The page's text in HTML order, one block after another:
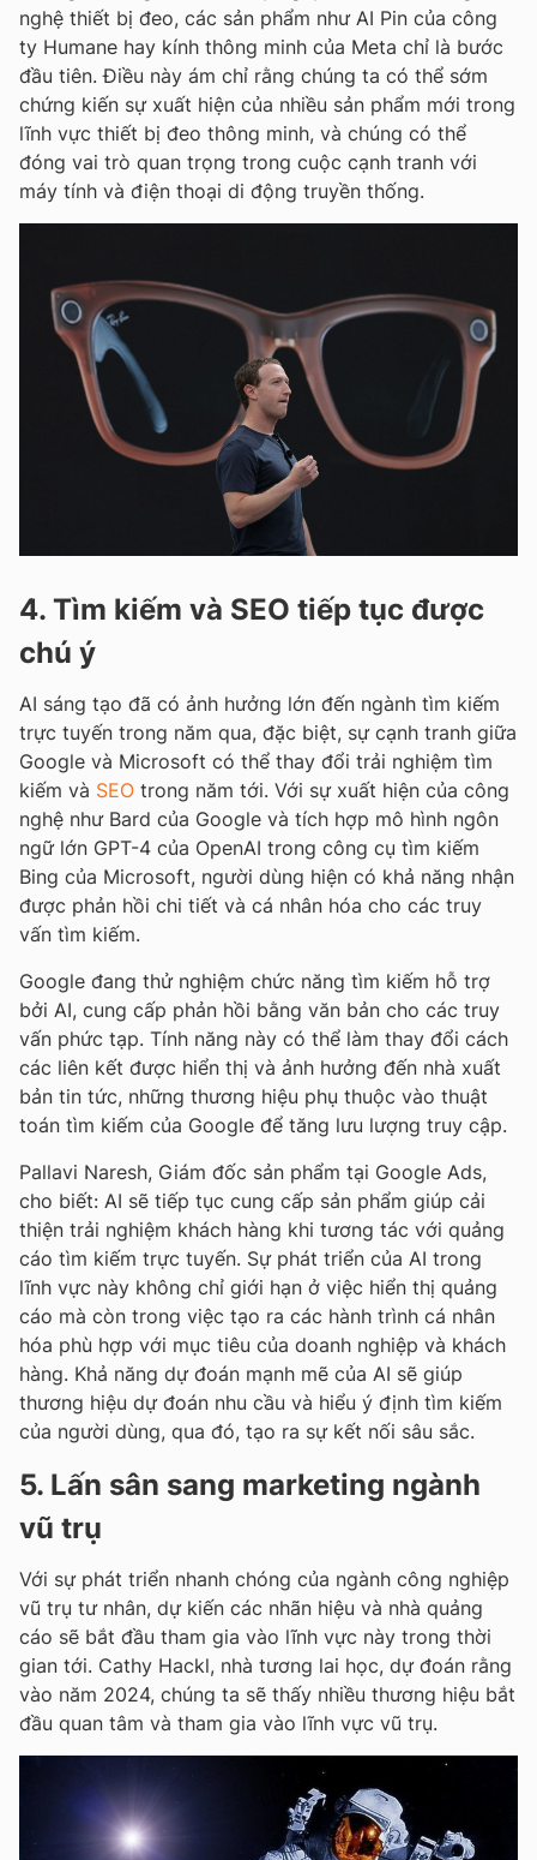
nghệ thiết bị đeo, các sản phẩm như AI Pin của công
ty Humane hay kính thông minh của Meta chỉ là bước
đầu tiên. Điều này ám chỉ rằng chúng ta có thể sớm
chứng kiến sự xuất hiện của nhiều sản phẩm mới trong
lĩnh vực thiết bị đeo thông minh, và chúng có thể
đóng vai trò quan trọng trong cuộc cạnh tranh với
máy tính và điện thoại di động truyền thống.
4. Tìm kiếm và SEO tiếp tục được
chú ý
AI sáng tạo đã có ảnh hưởng lớn đến ngành tìm kiếm
trực tuyến trong năm qua, đặc biệt, sự cạnh tranh giữa
Google và Microsoft có thể thay đổi trải nghiệm tìm
kiếm và SEO trong năm tới. Với sự xuất hiện của công
nghệ như Bard của Google và tích hợp mô hình ngôn
ngữ lớn GPT-4 của OpenAI trong công cụ tìm kiếm
Bing của Microsoft, người dùng hiện có khả năng nhận
được phản hồi chi tiết và cá nhân hóa cho các truy
vấn tìm kiếm.
Google đang thử nghiệm chức năng tìm kiếm hỗ trợ
bởi AI, cung cấp phản hồi bằng văn bản cho các truy
vấn phức tạp. Tính năng này có thể làm thay đổi cách
các liên kết được hiển thị và ảnh hưởng đến nhà xuất
bản tin tức, những thương hiệu phụ thuộc vào thuật
toán tìm kiếm của Google để tăng lưu lượng truy cập.
Pallavi Naresh, Giám đốc sản phẩm tại Google Ads,
cho biết: AI sẽ tiếp tục cung cấp sản phẩm giúp cải
thiện trải nghiệm khách hàng khi tương tác với quảng
cáo tìm kiếm trực tuyến. Sự phát triển của AI trong
lĩnh vực này không chỉ giới hạn ở việc hiển thị quảng
cáo mà còn trong việc tạo ra các hành trình cá nhân
hóa phù hợp với mục tiêu của doanh nghiệp và khách
hàng. Khả năng dự đoán mạnh mẽ của AI sẽ giúp
thương hiệu dự đoán nhu cầu và hiểu ý định tìm kiếm
của người dùng, qua đó, tạo ra sự kết nối sâu sắc.
5. Lấn sân sang marketing ngành
vũ trụ
Với sự phát triển nhanh chóng của ngành công nghiệp
vũ trụ tư nhân, dự kiến các nhãn hiệu và nhà quảng
cáo sẽ bắt đầu tham gia vào lĩnh vực này trong thời
gian tới. Cathy Hackl, nhà tương lai học, dự đoán rằng
vào năm 2024, chúng ta sẽ thấy nhiều thương hiệu bắt
đầu quan tâm và tham gia vào lĩnh vực vũ trụ.